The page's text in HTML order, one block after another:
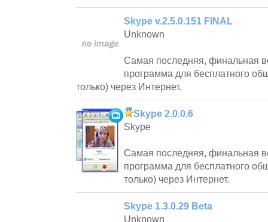
Skype v.2.5.0.151 FINAL
Unknown
Самая последняя, финальная
программа для бесплатного
только) через Интернет.
Skype 2.0.0.6
Skype
Самая последняя, финальная
программа для бесплатного
только) через Интернет.
Skype 1.3.0.29 Beta
Unknown